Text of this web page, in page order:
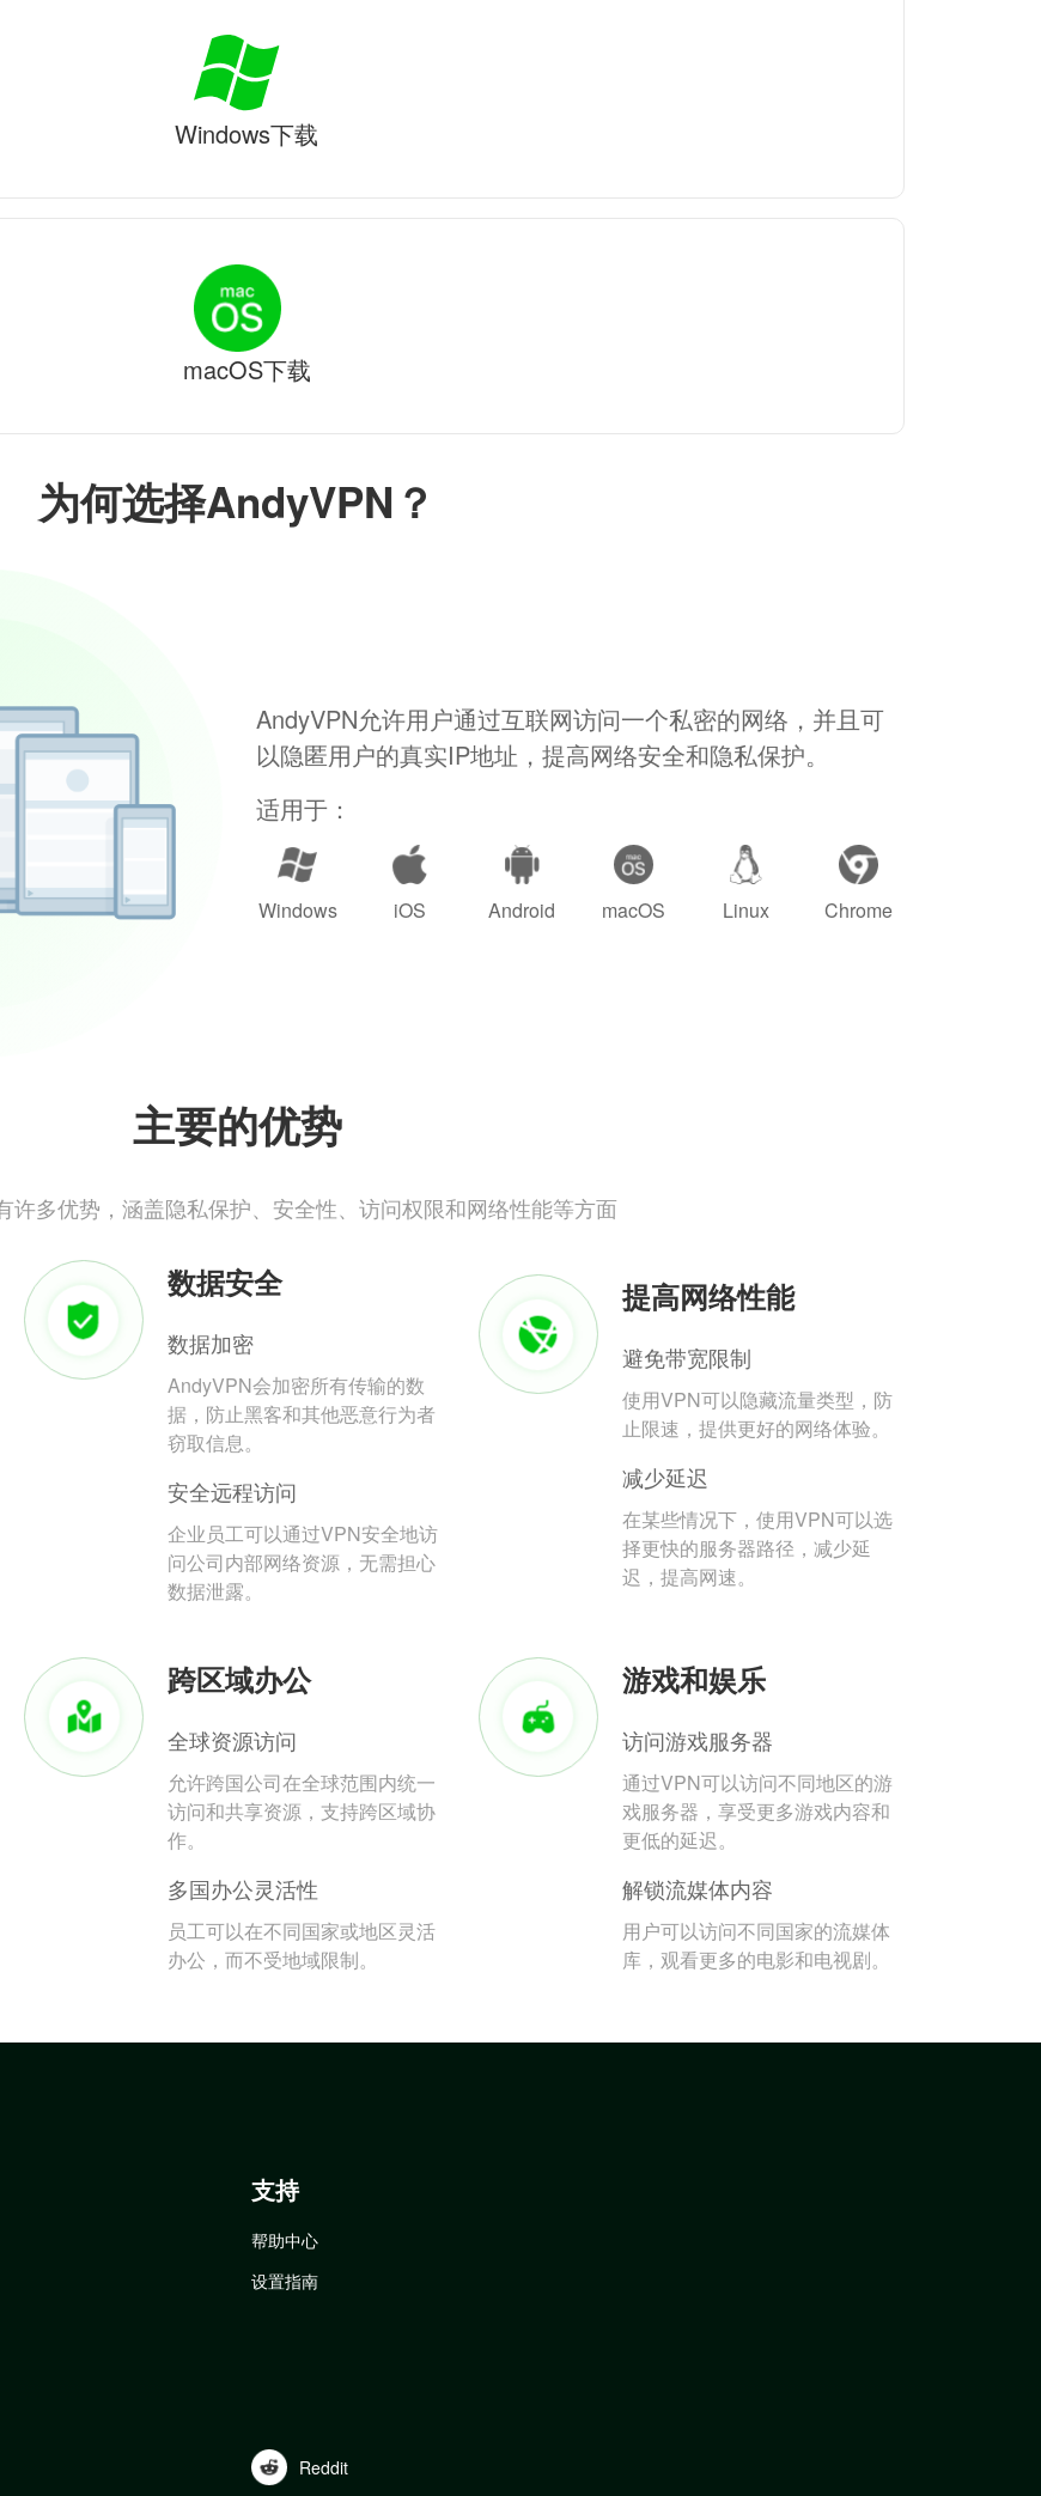
为何选择AndyVPN？
AndyVPN允许用户通过互联网访问一个私密的网络，并且可
以隐匿用户的真实IP地址，提高网络安全和隐私保护。
适用于：
Windows iOS Android macOS Linux Chrome
主要的优势
许多优势，涵盖隐私保护、安全性、访问权限和网络性能等方面
数据安全
数据加密
AndyVPN会加密所有传输的数
据，防止黑客和其他恶意行为者
窃取信息。
安全远程访问
企业员工可以通过VPN安全地访
问公司内部网络资源，无需担心
数据泄露。
提高网络性能
避免带宽限制
使用VPN可以隐藏流量类型，防
止限速，提供更好的网络体验。
减少延迟
在某些情况下，使用VPN可以选
择更快的服务器路径，减少延
迟，提高网速。
跨区域办公
全球资源访问
允许跨国公司在全球范围内统一
访问和共享资源，支持跨区域协
作。
多国办公灵活性
员工可以在不同国家或地区灵活
办公，而不受地域限制。
游戏和娱乐
访问游戏服务器
通过VPN可以访问不同地区的游
戏服务器，享受更多游戏内容和
更低的延迟。
解锁流媒体内容
用户可以访问不同国家的流媒体
库，观看更多的电影和电视剧。
Windows下载
macOS下载
支持
帮助中心
设置指南
Reddit